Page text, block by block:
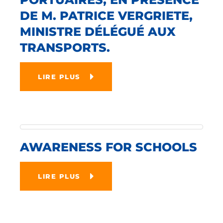
DE M. PATRICE VERGRIETE,
MINISTRE DÉLÉGUÉ AUX
TRANSPORTS.
LIRE PLUS
AWARENESS FOR SCHOOLS
LIRE PLUS